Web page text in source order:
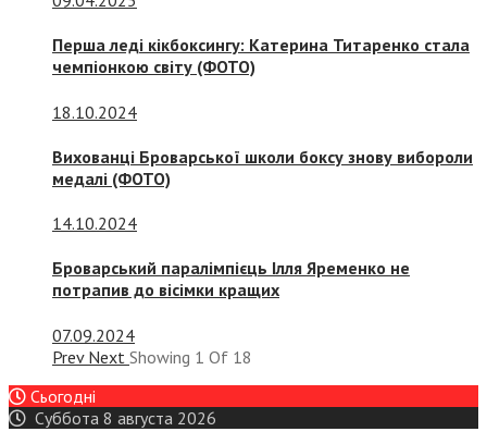
Перша леді кікбоксингу: Катерина Титаренко стала
чемпіонкою світу (ФОТО)
18.10.2024
Вихованці Броварської школи боксу знову вибороли
медалі (ФОТО)
14.10.2024
Броварський паралімпієць Ілля Яременко не
потрапив до вісімки кращих
07.09.2024
Prev Next Showing 1 Of 18
Сьогодні
Суббота 8 августа 2026